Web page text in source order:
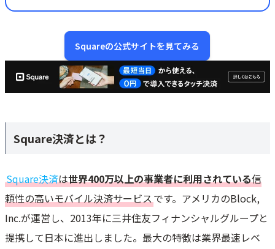
Squareの公式サイトを見てみる
Square決済とは？
Square決済は世界400万以上の事業者に利用されている信
頼性の高いモバイル決済サービスです。アメリカのBlock,
Inc.が運営し、2013年に三井住友フィナンシャルグループと
提携して日本に進出しました。最大の特徴は業界最速レベ